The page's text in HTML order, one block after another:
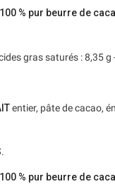
100 % pur beurre de
gras saturés : 8,35 g
entier, pâte de cacao,
.
100 % pur beurre de